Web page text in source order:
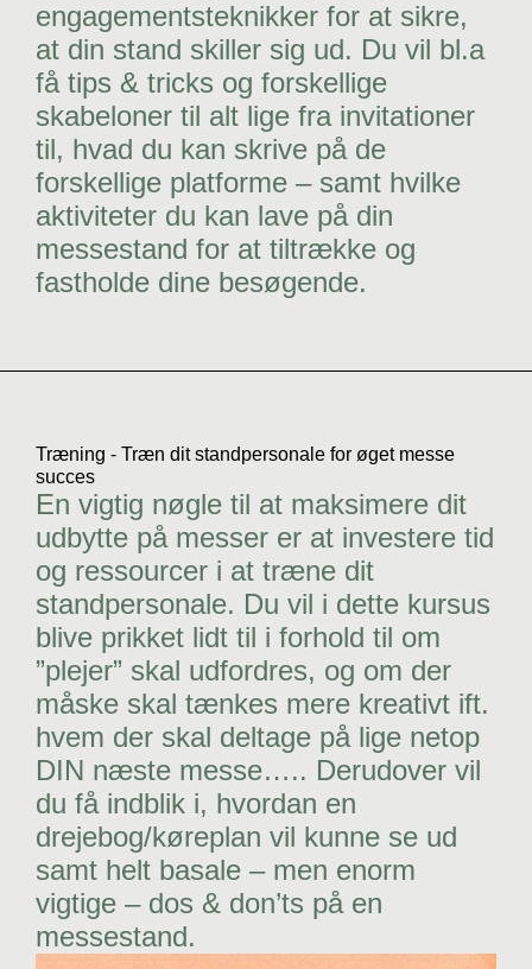
engagementsteknikker for at sikre,
at din stand skiller sig ud. Du vil bl.a
få tips & tricks og forskellige
skabeloner til alt lige fra invitationer
til, hvad du kan skrive på de
forskellige platforme – samt hvilke
aktiviteter du kan lave på din
messestand for at tiltrække og
fastholde dine besøgende.
Træning - Træn dit standpersonale for øget messe
succes
En vigtig nøgle til at maksimere dit
udbytte på messer er at investere tid
og ressourcer i at træne dit
standpersonale. Du vil i dette kursus
blive prikket lidt til i forhold til om
”plejer” skal udfordres, og om der
måske skal tænkes mere kreativt ift.
hvem der skal deltage på lige netop
DIN næste messe….. Derudover vil
du få indblik i, hvordan en
drejebog/køreplan vil kunne se ud
samt helt basale – men enorm
vigtige – dos & don’ts på en
messestand.